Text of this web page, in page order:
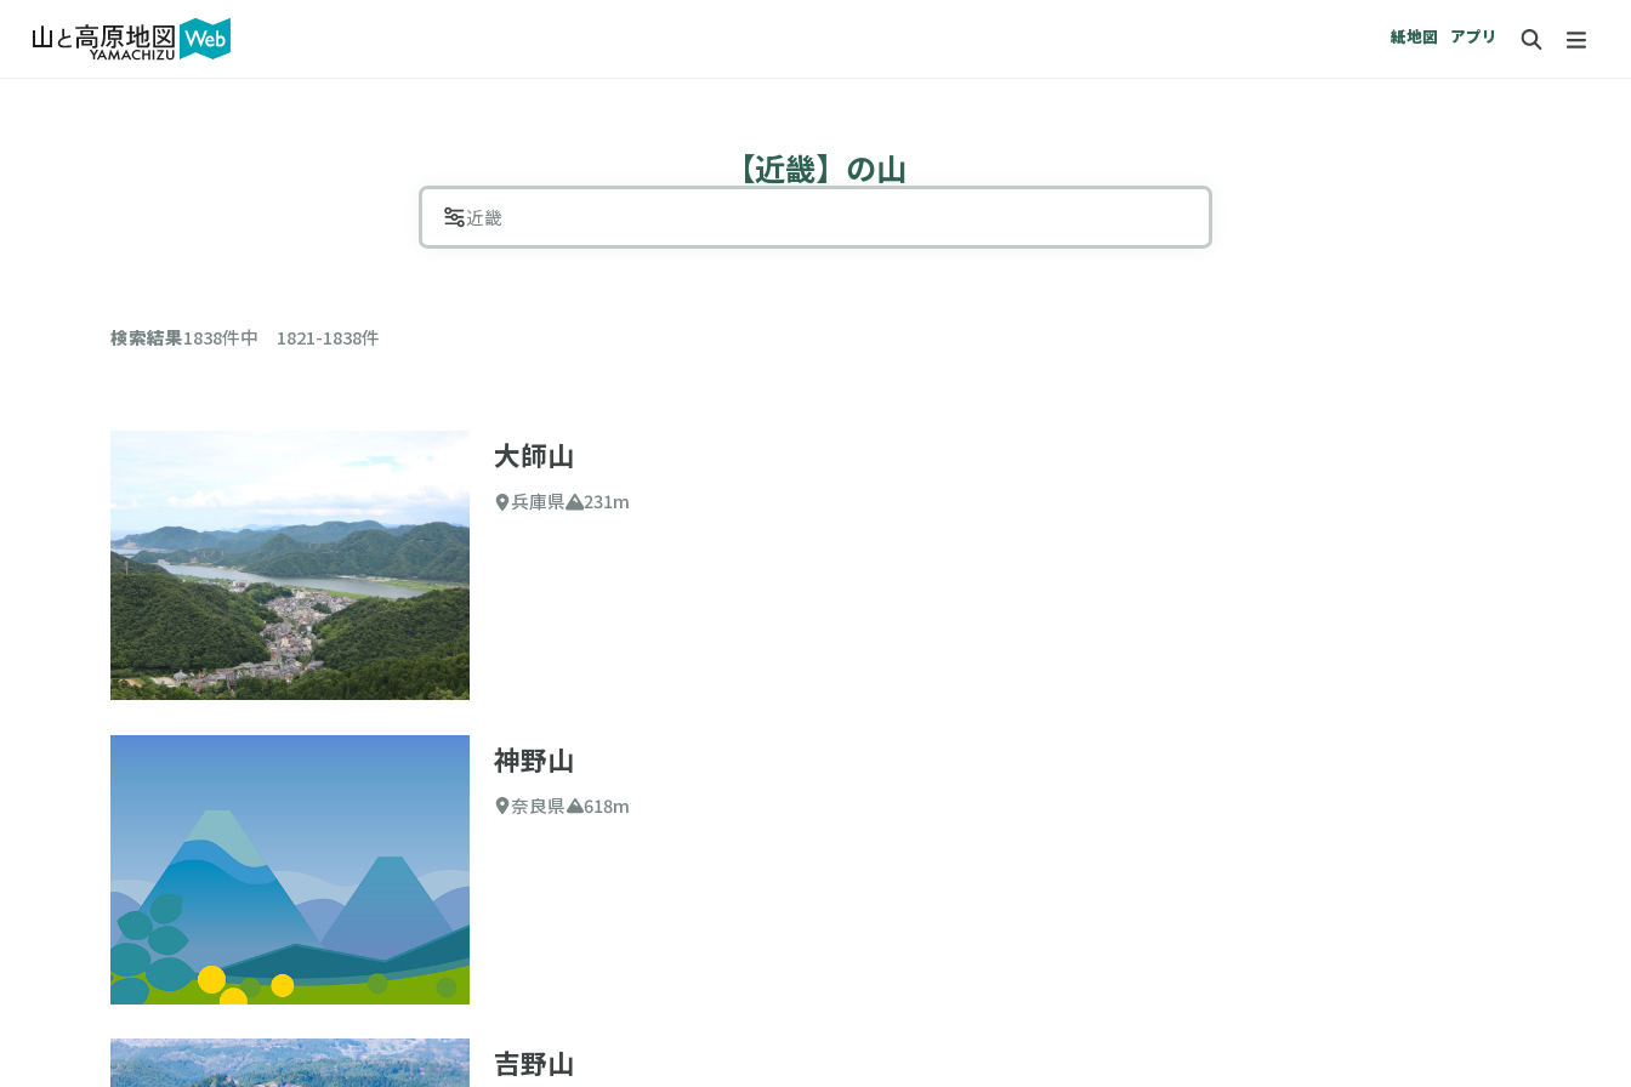
紙地図 アプリ
【近畿】の山
近畿
山検索
選択した月が、登山するのに適期・最適期である百名山を検索できます
検索結果1838件中 1821-1838件
大師山
兵庫県 231m
神野山
奈良県 618m
吉野山